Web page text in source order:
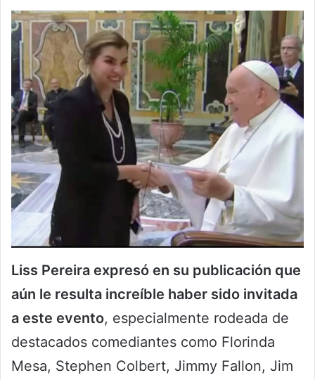
Liss Pereira expresó en su publicación que
aún le resulta increíble haber sido invitada
a este evento, especialmente rodeada de
destacados comediantes como Florinda
Mesa, Stephen Colbert, Jimmy Fallon, Jim